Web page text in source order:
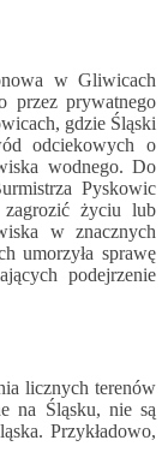
w Gliwicach
przez prywatnego
gdzie Śląski
odciekowych o
wodnego. Do
Pyskowic
zagrozić życiu lub
w znacznych
umorzyła sprawę
podejrzenie
licznych terenów
na Śląsku, nie są
Przykładowo,